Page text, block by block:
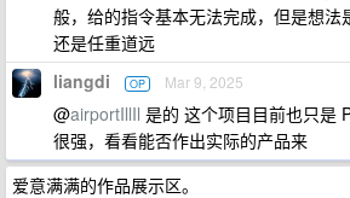
般，给的指令基本无法完成，但是想法
还是任重道远
liangdi OP Mar 9, 2025
@airportIllIl 是的 这个项目目前也只是
很强，看看能否作出实际的产品来
爱意满满的作品展示区。